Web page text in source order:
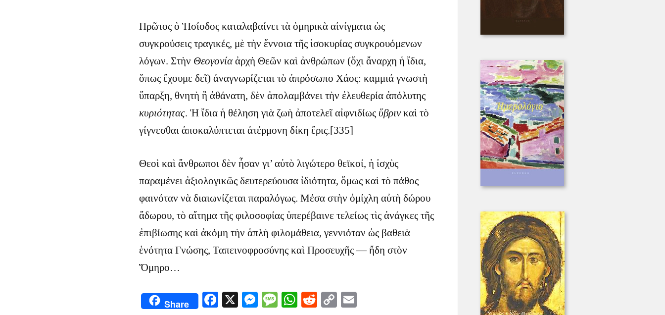
Πρῶτος ὁ Ἡσίοδος καταλαβαίνει τὰ ὁμηρικὰ αἰνίγματα ὡς
συγκρούσεις τραγικές, μὲ τὴν ἔννοια τῆς ἰσοκυρίας συγκρουόμενων
λόγων. Στὴν Θεογονίαἀρχὴ Θεῶν καὶ ἀνθρώπων (ὄχι ἄναρχη ἡ ἴδια,
ὅπως ἔχουμε δεῖ) ἀναγνωρίζεται τὸ ἀπρόσωπο Χάος: καμμιά γνωστὴ
ὕπαρξη, θνητὴ ἢ ἀθάνατη, δὲν ἀπολαμβάνει τὴν ἐλευθερία ἀπόλυτης
κυριότητας. Ἡ ἴδια ἡ θέληση γιὰ ζωὴ ἀποτελεῖ αἰφνιδίως ὕβρινκαὶ τὸ
γίγνεσθαι ἀποκαλύπτεται ἀτέρμονη δίκη ἔρις.[335]
Θεοὶ καὶ ἄνθρωποι δὲν ἦσαν γι’ αὐτὸ λιγώτερο θεϊκοί, ἡ ἰσχὺς
παραμένει ἀξιολογικῶς δευτερεύουσα ἰδιότητα, ὅμως καὶ τὸ πάθος
φαινόταν νὰ διαιωνίζεται παραλόγως. Μέσα στὴν ὁμίχλη αὐτὴ δώρου
ἄδωρου, τὸ αἴτημα τῆς φιλοσοφίας ὑπερέβαινε τελείως τὶς ἀνάγκες τῆς
ἐπιβίωσης καὶ ἀκόμη τὴν ἁπλὴ φιλομάθεια, γεννιόταν ὡς βαθειὰ
ἑνότητα Γνώσης, Ταπεινοφροσύνης καὶ Προσευχῆς — ἤδη στὸν
Ὅμηρο…
Share Facebook
X Messenger
Message
WhatsApp
Reddit
Copy